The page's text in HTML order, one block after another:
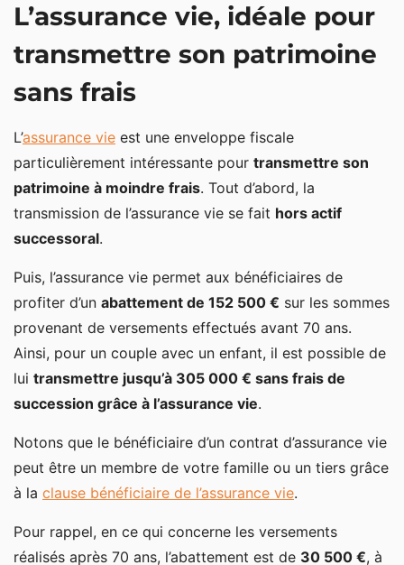
L’assurance vie, idéale pour
transmettre son patrimoine
sans frais
L’assurance vie est une enveloppe fiscale
particulièrement intéressante pour transmettre son
patrimoine à moindre frais. Tout d’abord, la
transmission de l’assurance vie se fait hors actif
successoral.
Puis, l’assurance vie permet aux bénéficiaires de
profiter d’un abattement de 152 500 € sur les sommes
provenant de versements effectués avant 70 ans.
Ainsi, pour un couple avec un enfant, il est possible de
lui transmettre jusqu’à 305 000 € sans frais de
succession grâce à l’assurance vie.
Notons que le bénéficiaire d’un contrat d’assurance vie
peut être un membre de votre famille ou un tiers grâce
à la clause bénéficiaire de l’assurance vie.
Pour rappel, en ce qui concerne les versements
réalisés après 70 ans, l’abattement est de 30 500 €, à